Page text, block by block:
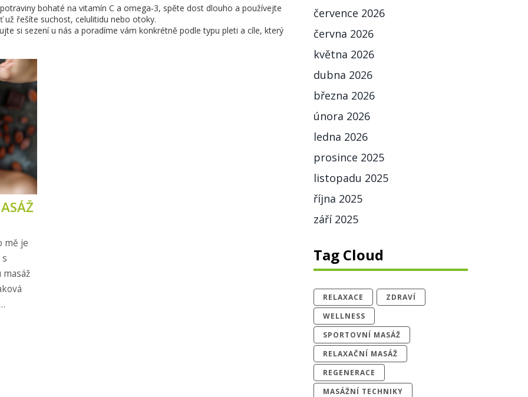
bohaté na vitamín C a omega‑3, spěte dost dlouho a používejte
už řešíte suchost, celulitidu nebo otoky.
si sezení u nás a poradíme vám konkrétně podle typu pleti a cíle, který
mě je
masáž
je
července 2026
června 2026
května 2026
dubna 2026
března 2026
února 2026
ledna 2026
prosince 2025
listopadu 2025
října 2025
září 2025
Tag Cloud
RELAXACE
ZDRAVÍ
WELLNESS
SPORTOVNÍ MASÁŽ
RELAXAČNÍ MASÁŽ
REGENERACE
MASÁŽNÍ TECHNIKY